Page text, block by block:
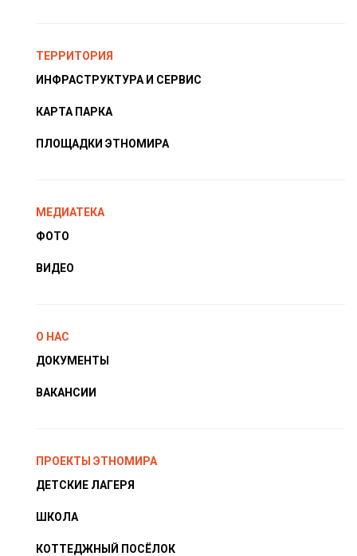
ТЕРРИТОРИЯ
ИНФРАСТРУКТУРА И СЕРВИС
КАРТА ПАРКА
ПЛОЩАДКИ ЭТНОМИРА
МЕДИАТЕКА
ФОТО
ВИДЕО
О НАС
ДОКУМЕНТЫ
ВАКАНСИИ
ПРОЕКТЫ ЭТНОМИРА
ДЕТСКИЕ ЛАГЕРЯ
ШКОЛА
КОТТЕДЖНЫЙ ПОСЁЛОК